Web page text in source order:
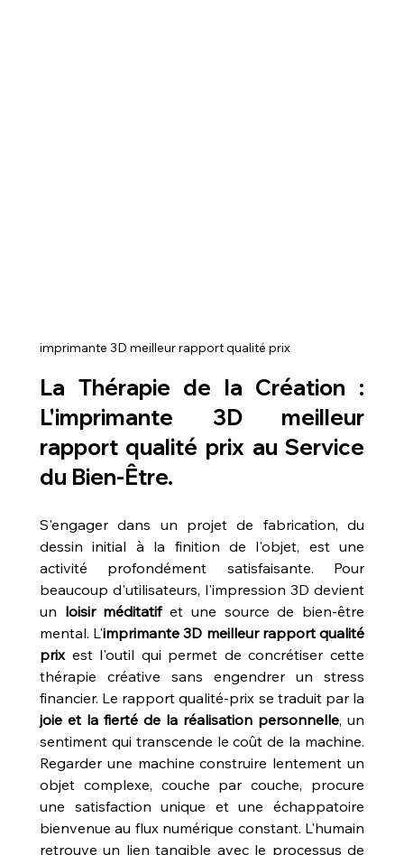
imprimante 3D meilleur rapport qualité prix
La Thérapie de la Création :
L'imprimante 3D meilleur
rapport qualité prix au Service
du Bien-Être.
S'engager dans un projet de fabrication, du
dessin initial à la finition de l'objet, est une
activité profondément satisfaisante. Pour
beaucoup d'utilisateurs, l'impression 3D devient
un loisir méditatif et une source de bien-être
mental. L'imprimante 3D meilleur rapport qualité
prix est l'outil qui permet de concrétiser cette
thérapie créative sans engendrer un stress
joie et la fierté de la réalisation personnelle, un
sentiment qui transcende le coût de la machine.
Regarder une machine construire lentement un
objet complexe, couche par couche, procure
une satisfaction unique et une échappatoire
bienvenue au flux numérique constant. L'humain
retrouve un lien tangible avec le processus de